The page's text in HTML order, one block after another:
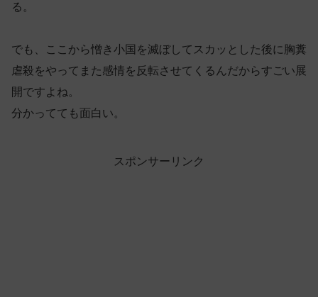
る。
でも、ここから憎き小国を滅ぼしてスカッとした後に胸糞
虐殺をやってまた感情を反転させてくるんだからすごい展
開ですよね。
分かってても面白い。
スポンサーリンク